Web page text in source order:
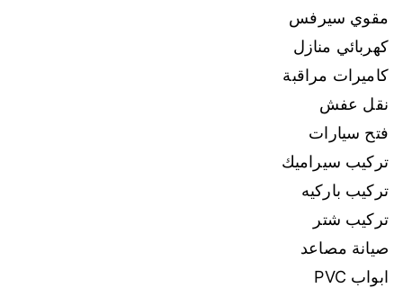
مقوي سيرفس
كهربائي منازل
كاميرات مراقبة
نقل عفش
فتح سيارات
تركيب سيراميك
تركيب باركيه
تركيب شتر
صيانة مصاعد
ابواب PVC